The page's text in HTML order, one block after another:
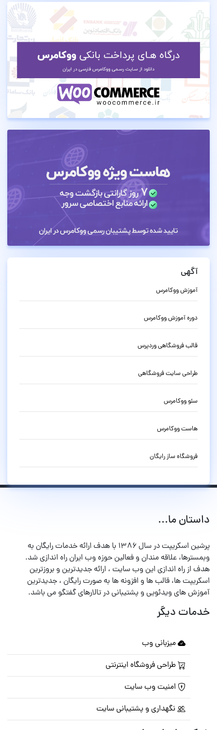
آگهی
آموزش ووکامرس
دوره آموزش ووکامرس
قالب فروشگاهی وردپرس
طراحی سایت فروشگاهی
سئو ووکامرس
هاست ووکامرس
فروشگاه ساز رایگان
داستان ما...
پرشین اسکریپت در سال ۱۳۸۶ با هدف ارائه خدمات رایگان به
وبمسترها، علاقه مندان و فعالین حوزه وب ایران راه اندازی شد.
هدف از راه اندازی این وب سایت ، ارائه جدیدترین و بروزترین
اسکریپت ها، قالب ها و افزونه ها به صورت رایگان ، جدیدترین
آموزش های ویدئویی و پشتیبانی در تالارهای گفتگو می باشد.
خدمات دیگر
میزبانی وب
طراحی فروشگاه اینترنتی
امنیت وب سایت
نگهداری و پشتیبانی سایت